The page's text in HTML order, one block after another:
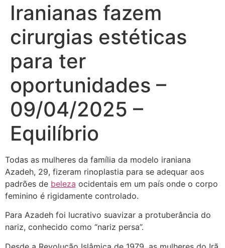
Iranianas fazem
cirurgias estéticas
para ter
oportunidades –
09/04/2025 –
Equilíbrio
Todas as mulheres da família da modelo iraniana
Azadeh, 29, fizeram rinoplastia para se adequar aos
padrões de beleza ocidentais em um país onde o corpo
feminino é rigidamente controlado.
Para Azadeh foi lucrativo suavizar a protuberância do
nariz, conhecido como “nariz persa”.